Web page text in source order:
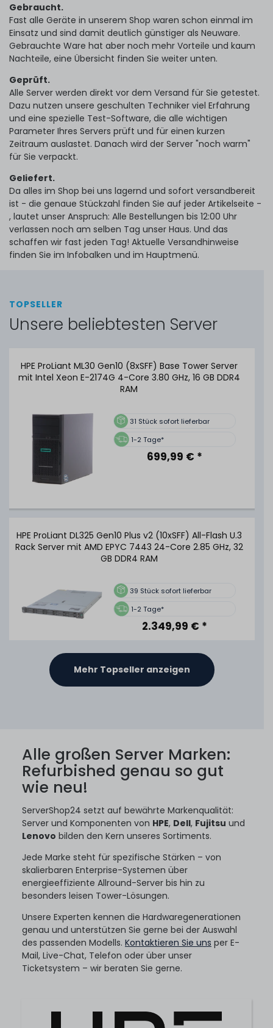
Gebraucht.
Fast alle Geräte in unserem Shop waren schon einmal im
Einsatz und sind damit deutlich günstiger als Neuware.
Gebrauchte Ware hat aber noch mehr Vorteile und kaum
Nachteile, eine Übersicht finden Sie weiter unten.
Geprüft.
Alle Server werden direkt vor dem Versand für Sie getestet.
Dazu nutzen unsere geschulten Techniker viel Erfahrung
und eine spezielle Test-Software, die alle wichtigen
Parameter Ihres Servers prüft und für einen kurzen
Zeitraum auslastet. Danach wird der Server "noch warm"
für Sie verpackt.
Geliefert.
Da alles im Shop bei uns lagernd und sofort versandbereit
ist - die genaue Stückzahl finden Sie auf jeder Artikelseite -
, lautet unser Anspruch: Alle Bestellungen bis 12:00 Uhr
verlassen noch am selben Tag unser Haus. Und das
schaffen wir fast jeden Tag! Aktuelle Versandhinweise
finden Sie im Infobalken und im Hauptmenü.
TOPSELLER
Unsere beliebtesten Server
HPE ProLiant ML30 Gen10 (8xSFF) Base Tower Server
mit Intel Xeon E-2174G 4-Core 3.80 GHz, 16 GB DDR4
RAM
31 Stück sofort lieferbar
1-2 Tage*
699,99 € *
HPE ProLiant DL325 Gen10 Plus v2 (10xSFF) All-Flash U.3
Rack Server mit AMD EPYC 7443 24-Core 2.85 GHz, 32
GB DDR4 RAM
39 Stück sofort lieferbar
1-2 Tage*
2.349,99 € *
GIGABYTE G292-Z20 (8xDW) 8-Slot GPU-Ready Rack
Server mit AMD EPYC 7402P 24-Core 2.80 GHz, 32 GB
1-2 Tage*
1.799,99 € *
HPE ProLiant DL360 Gen10 Plus (8xSFF) Base Rack
Server mit 2x Xeon Silver 4309Y 8-Core 2.80 GHz, 32
GB DDR4 RAM
2Stück sofort lieferbar
1-2 Tage*
2.759,99 € *
DELL EMC PowerEdge R750xs (8xLFF/RC0) Performance
Rack Server mit 2x Xeon Gold 5318Y 24-Core 2.10 GHz,
Stück sofort lieferbar
Mehr Topseller anzeigen
Alle großen Server Marken:
Refurbished genau so gut
wie neu!
ServerShop24 setzt auf bewährte Markenqualität:
Server und Komponenten von HPE, Dell, Fujitsu und
Lenovo bilden den Kern unseres Sortiments.
Jede Marke steht für spezifische Stärken – von
skalierbaren Enterprise-Systemen über
energieeffiziente Allround-Server bis hin zu
besonders leisen Tower-Lösungen.
Unsere Experten kennen die Hardwaregenerationen
genau und unterstützen Sie gerne bei der Auswahl
des passenden Modells. Kontaktieren Sie uns per E-
Mail, Live-Chat, Telefon oder über unser
Ticketsystem – wir beraten Sie gerne.